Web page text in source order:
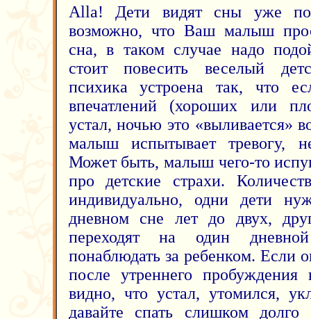
Alla! Дети видят сны уже
возможно, что Ваш малыш
сна, в таком случае надо
стоит повесить веселый
психика устроена так, что
впечатлений (хороших или
устал, ночью это «выливается»
малыш испытывает тревогу,
Может быть, малыш чего-то
про детские страхи.
индивидуально, одни дети
дневном сне лет до двух,
переходят на один
понаблюдать за ребенком. Если
после утреннего пробуждения
видно, что устал, утомился,
давайте спать слишком